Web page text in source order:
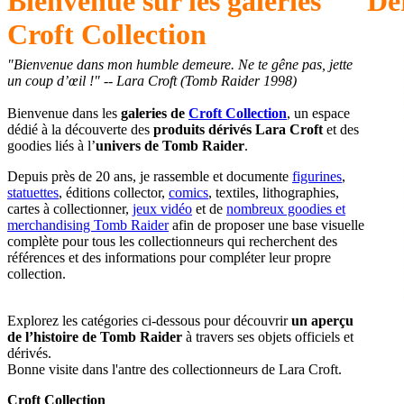
Croft Collection
"Bienvenue dans mon humble demeure. Ne te gêne pas, jette
un coup d’œil !" -- Lara Croft (Tomb Raider 1998)
Bienvenue dans les galeries de Croft Collection, un espace
dédié à la découverte des produits dérivés Lara Croft et des
goodies liés à l’univers de Tomb Raider.
Depuis près de 20 ans, je rassemble et documente figurines,
statuettes, éditions collector, comics, textiles, lithographies,
cartes à collectionner, jeux vidéo et de nombreux goodies et
merchandising Tomb Raiderafin de proposer une base visuelle
complète pour tous les collectionneurs qui recherchent des
références et des informations pour compléter leur propre
collection.
Explorez les catégories ci-dessous pour découvrirun aperçu
de l’histoire de Tomb Raider à travers ses objets officiels et
dérivés.
Bonne visite dans l'antre des collectionneurs de Lara Croft.
Croft Collection